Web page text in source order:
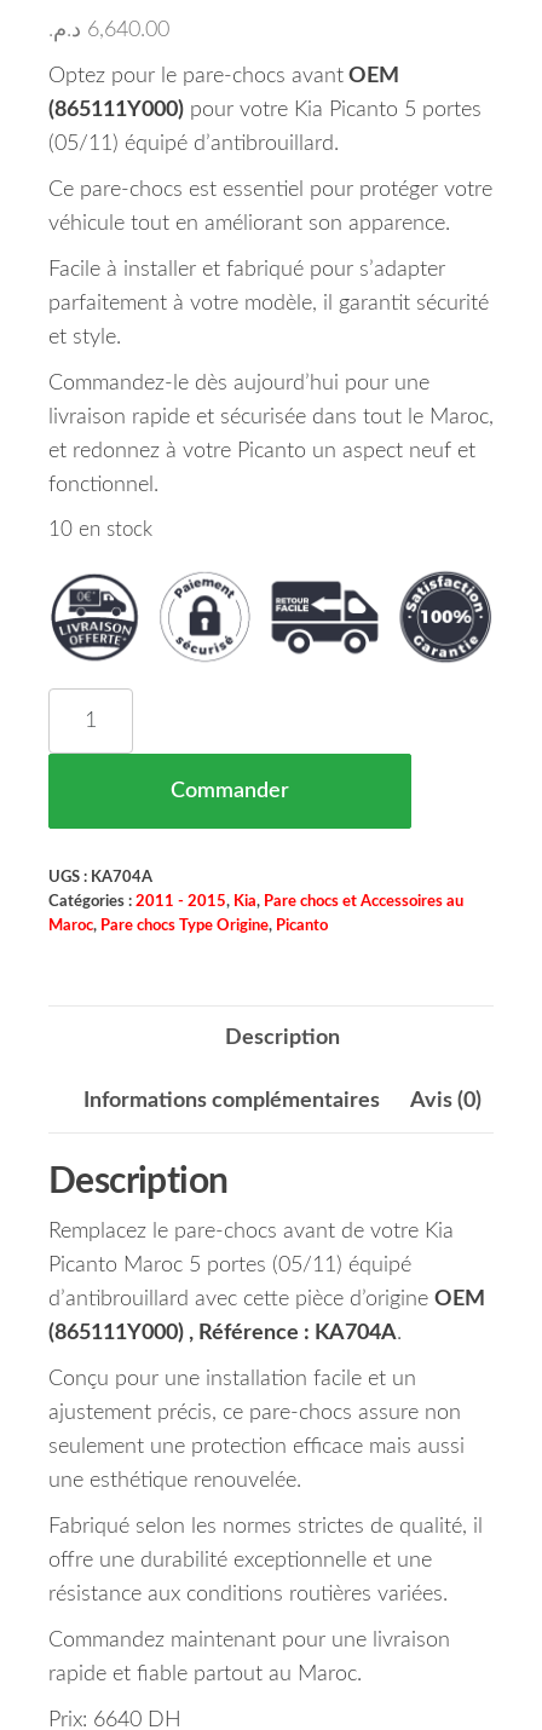
6,640.00 د.م.
Optez pour le pare-chocs avant OEM
(865111Y000) pour votre Kia Picanto 5 portes
(05/11) équipé d’antibrouillard.
Ce pare-chocs est essentiel pour protéger votre
véhicule tout en améliorant son apparence.
Facile à installer et fabriqué pour s’adapter
parfaitement à votre modèle, il garantit sécurité
et style.
Commandez-le dès aujourd’hui pour une
livraison rapide et sécurisée dans tout le Maroc,
et redonnez à votre Picanto un aspect neuf et
fonctionnel.
10 en stock
Commander
UGS : KA704A
Catégories : 2011 - 2015, Kia, Pare chocs et Accessoires au
Maroc, Pare chocs Type Origine, Picanto
Description
Informations complémentaires Avis (0)
Description
Remplacez le pare-chocs avant de votre Kia
Picanto Maroc 5 portes (05/11) équipé
d’antibrouillard avec cette pièce d’origine OEM
(865111Y000) , Référence : KA704A.
Conçu pour une installation facile et un
ajustement précis, ce pare-chocs assure non
seulement une protection efficace mais aussi
une esthétique renouvelée.
Fabriqué selon les normes strictes de qualité, il
offre une durabilité exceptionnelle et une
résistance aux conditions routières variées.
Commandez maintenant pour une livraison
rapide et fiable partout au Maroc.
Prix: 6640 DH